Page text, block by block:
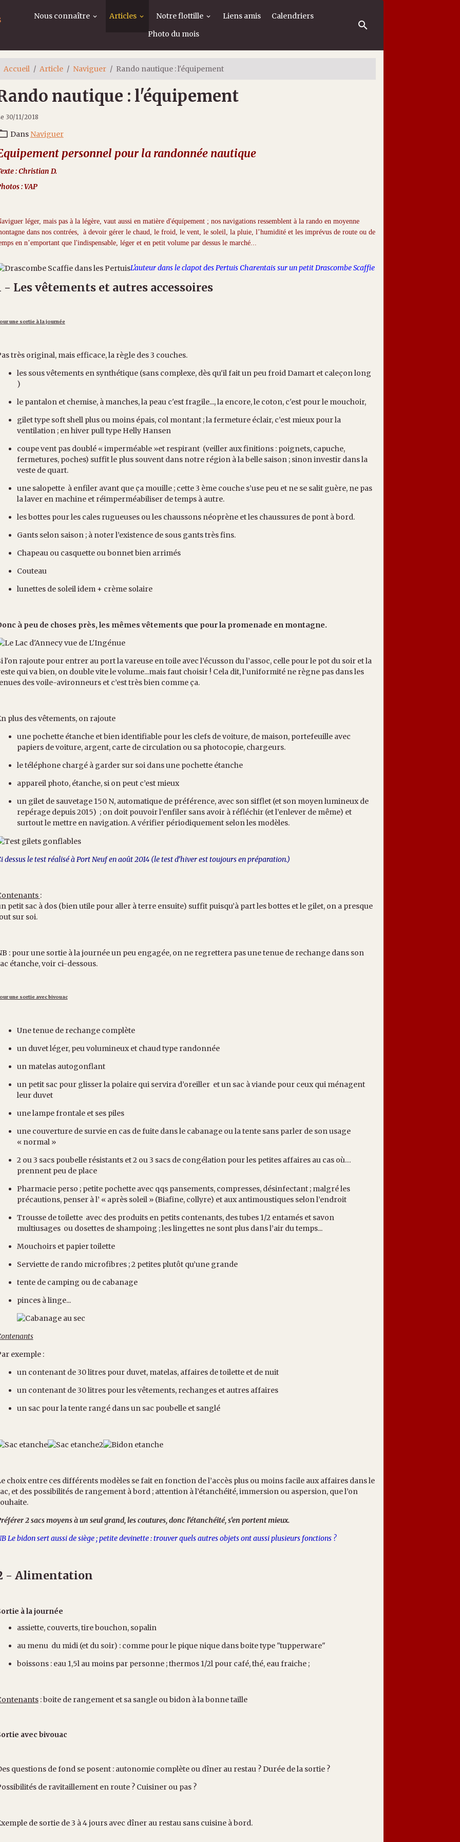
Nous connaître Articles Notre flottille Liens amis
Calendriers
Photo du mois
Accueil Article Naviguer Rando nautique : l'équipement
nautique : l'équipement
30/11/2018
Dans Naviguer
personnel pour la randonnée nautique
: Christian D.
: VAP
léger, mais pas à la légère, vaut aussi en matière d'équipement ; nos navigations ressemblent à la rando en moyenne
dans nos contrées, à devoir gérer le chaud, le froid, le vent, le soleil, la pluie, l’humidité et les imprévus de route ou de
en n’emportant que l'indispensable, léger et en petit volume par dessus le marché...
L'auteur dans le clapot des Pertuis Charentais sur un petit Drascombe Scaffie
- Les vêtements et autres accessoires
une sortie à la journée
très original, mais efficace, la règle des 3 couches.
les sous vêtements en synthétique (sans complexe, dès qu'il fait un peu froid Damart et caleçon long
)
le pantalon et chemise, à manches, la peau c'est fragile..., la encore, le coton, c'est pour le mouchoir,
gilet type soft shell plus ou moins épais, col montant ; la fermeture éclair, c’est mieux pour la
ventilation ; en hiver pull type Helly Hansen
coupe vent pas doublé « imperméable »et respirant (veiller aux finitions : poignets, capuche,
fermetures, poches) suffit le plus souvent dans notre région à la belle saison ; sinon investir dans la
veste de quart.
une salopette à enfiler avant que ça mouille ; cette 3 ème couche s’use peu et ne se salit guère, ne pas
la laver en machine et réimperméabiliser de temps à autre.
les bottes pour les cales rugueuses ou les chaussons néoprène et les chaussures de pont à bord.
Gants selon saison ; à noter l’existence de sous gants très fins.
Chapeau ou casquette ou bonnet bien arrimés
Couteau
lunettes de soleil idem + crème solaire
à peu de choses près, les mêmes vêtements que pour la promenade en montagne.
l'on rajoute pour entrer au port la vareuse en toile avec l’écusson du l’assoc, celle pour le pot du soir et la
qui va bien, on double vite le volume...mais faut choisir ! Cela dit, l’uniformité ne règne pas dans les
des voile-avironneurs et c’est très bien comme ça.
plus des vêtements, on rajoute
une pochette étanche et bien identifiable pour les clefs de voiture, de maison, portefeuille avec
papiers de voiture, argent, carte de circulation ou sa photocopie, chargeurs.
le téléphone chargé à garder sur soi dans une pochette étanche
appareil photo, étanche, si on peut c’est mieux
un gilet de sauvetage 150 N, automatique de préférence, avec son sifflet (et son moyen lumineux de
repérage depuis 2015) ; on doit pouvoir l’enfiler sans avoir à réfléchir (et l’enlever de même) et
surtout le mettre en navigation. A vérifier périodiquement selon les modèles.
dessus le test réalisé à Port Neuf en août 2014 (le test d’hiver est toujours en préparation.)
:
petit sac à dos (bien utile pour aller à terre ensuite) suffit puisqu’à part les bottes et le gilet, on a presque
sur soi.
: pour une sortie à la journée un peu engagée, on ne regrettera pas une tenue de rechange dans son
étanche, voir ci-dessous.
une sortie avec bivouac
Une tenue de rechange complète
un duvet léger, peu volumineux et chaud type randonnée
un matelas autogonflant
un petit sac pour glisser la polaire qui servira d’oreiller et un sac à viande pour ceux qui ménagent
leur duvet
une lampe frontale et ses piles
une couverture de survie en cas de fuite dans le cabanage ou la tente sans parler de son usage
« normal »
2 ou 3 sacs poubelle résistants et 2 ou 3 sacs de congélation pour les petites affaires au cas où…
prennent peu de place
Pharmacie perso ; petite pochette avec qqs pansements, compresses, désinfectant ; malgré les
précautions, penser à l’ « après soleil » (Biafine, collyre) et aux antimoustiques selon l’endroit
Trousse de toilette avec des produits en petits contenants, des tubes 1/2 entamés et savon
multiusages ou dosettes de shampoing ; les lingettes ne sont plus dans l’air du temps...
Mouchoirs et papier toilette
Serviette de rando microfibres ; 2 petites plutôt qu’une grande
tente de camping ou de cabanage
pinces à linge...
exemple :
un contenant de 30 litres pour duvet, matelas, affaires de toilette et de nuit
un contenant de 30 litres pour les vêtements, rechanges et autres affaires
un sac pour la tente rangé dans un sac poubelle et sanglé
choix entre ces différents modèles se fait en fonction de l’accès plus ou moins facile aux affaires dans le
et des possibilités de rangement à bord ; attention à l’étanchéité, immersion ou aspersion, que l’on
2 sacs moyens à un seul grand, les coutures, donc l’étanchéité, s’en portent mieux.
Le bidon sert aussi de siège ; petite devinette : trouver quels autres objets ont aussi plusieurs fonctions ?
- Alimentation
à la journée
assiette, couverts, tire bouchon, sopalin
au menu du midi (et du soir) : comme pour le pique nique dans boite type "tupperware"
boissons : eau 1,5l au moins par personne ; thermos 1/2l pour café, thé, eau fraiche ;
: boite de rangement et sa sangle ou bidon à la bonne taille
avec bivouac
questions de fond se posent : autonomie complète ou dîner au restau ? Durée de la sortie ?
de ravitaillement en route ? Cuisiner ou pas ?
de sortie de 3 à 4 jours avec dîner au restau sans cuisine à bord.